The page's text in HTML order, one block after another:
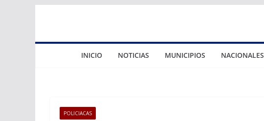
INICIO NOTICIAS MUNICIPIOS NACIONALES
POLICIACAS